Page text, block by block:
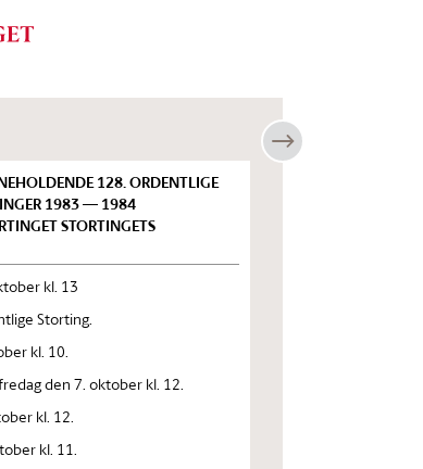
128. ORDENTLIGE
1983 — 1984
STORTINGETS
kl. 13
Storting.
kl. 10.
den 7. oktober kl. 12.
kl. 12.
kl. 11.